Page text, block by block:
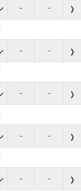
– –
– –
– –
– –
– –